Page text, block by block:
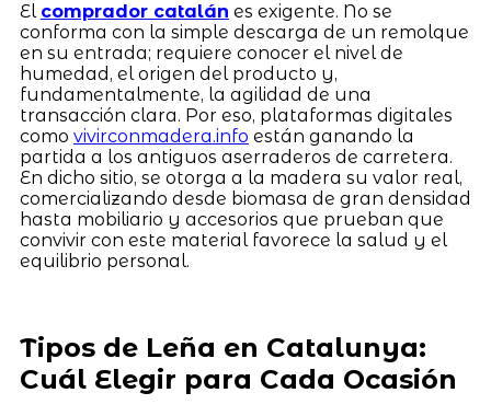
El comprador catalán es exigente. No se
conforma con la simple descarga de un remolque
en su entrada; requiere conocer el nivel de
humedad, el origen del producto y,
fundamentalmente, la agilidad de una
transacción clara. Por eso, plataformas digitales
como vivirconmadera.info están ganando la
partida a los antiguos aserraderos de carretera.
En dicho sitio, se otorga a la madera su valor real,
comercializando desde biomasa de gran densidad
hasta mobiliario y accesorios que prueban que
convivir con este material favorece la salud y el
equilibrio personal.
Tipos de Leña en Catalunya:
Cuál Elegir para Cada Ocasión